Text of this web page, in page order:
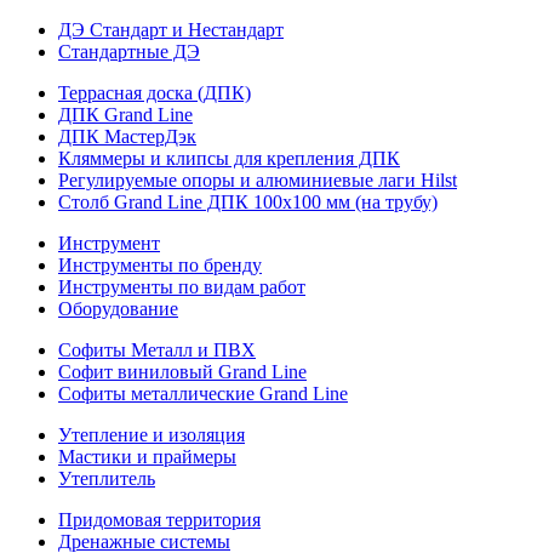
ДЭ Стандарт и Нестандарт
Стандартные ДЭ
Террасная доска (ДПК)
ДПК Grand Line
ДПК МастерДэк
Кляммеры и клипсы для крепления ДПК
Регулируемые опоры и алюминиевые лаги Hilst
Столб Grand Line ДПК 100х100 мм (на трубу)
Инструмент
Инструменты по бренду
Инструменты по видам работ
Оборудование
Софиты Металл и ПВХ
Софит виниловый Grand Line
Софиты металлические Grand Line
Утепление и изоляция
Мастики и праймеры
Утеплитель
Придомовая территория
Дренажные системы